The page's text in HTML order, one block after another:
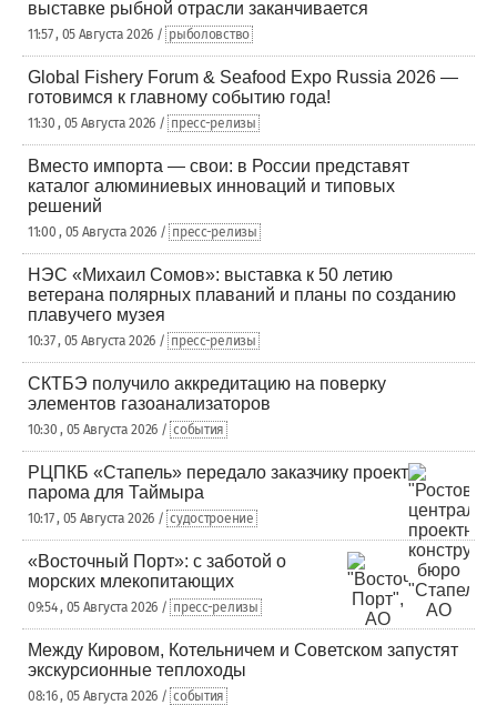
выставке рыбной отрасли заканчивается
11:57 , 05 Августа 2026 / рыболовство
Global Fishery Forum & Seafood Expo Russia 2026 —
готовимся к главному событию года!
11:30 , 05 Августа 2026 / пресс-релизы
Вместо импорта — свои: в России представят
каталог алюминиевых инноваций и типовых
решений
11:00 , 05 Августа 2026 / пресс-релизы
НЭС «Михаил Сомов»: выставка к 50 летию
ветерана полярных плаваний и планы по созданию
плавучего музея
10:37 , 05 Августа 2026 / пресс-релизы
СКТБЭ получило аккредитацию на поверку
элементов газоанализаторов
10:30 , 05 Августа 2026 / события
РЦПКБ «Стапель» передало заказчику проект
парома для Таймыра
10:17 , 05 Августа 2026 / судостроение
«Восточный Порт»: с заботой о
морских млекопитающих
09:54 , 05 Августа 2026 / пресс-релизы
Между Кировом, Котельничем и Советском запустят
экскурсионные теплоходы
08:16 , 05 Августа 2026 / события